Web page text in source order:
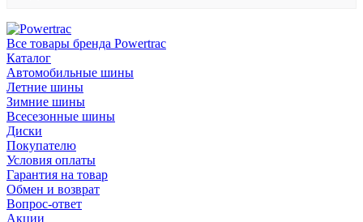
Все товары бренда Powertrac
Каталог
Автомобильные шины
Летние шины
Зимние шины
Всесезонные шины
Диски
Покупателю
Условия оплаты
Гарантия на товар
Обмен и возврат
Вопрос-ответ
Акции